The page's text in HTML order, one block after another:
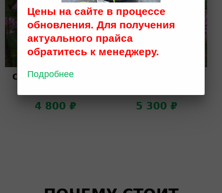
Сирень венгерская
4 800 ₽ 5 300 ₽
Цены на сайте в процессе
обновления. Для получения
актуального прайса
обратитесь к менеджеру.
Подробнее